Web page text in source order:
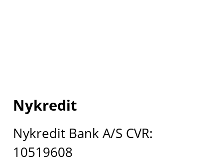
Nykredit
Nykredit Bank A/S CVR:
10519608